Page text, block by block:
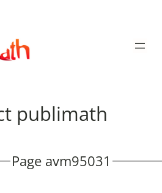
publimath
Page avm95031